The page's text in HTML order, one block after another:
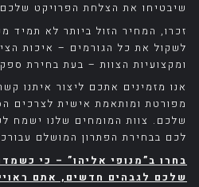
שיבטיחו את הצלחת הפרויקט
זכרו, המחיר הזול ביותר לא תמיד
לשקול את כל הגורמים – איכות
ומקצועיות הצוות – בעת בחירת
אנו מזמינים אתכם ליצור איתנו
מפורטת ומותאמת אישית לצרכים
שלכם. צוות המומחים שלנו ישמח
לכם בבחירת הפתרון המושלם
בחרו ב”מנופי אליהו” – כי
שלכם לגבהים חדשים, אתם